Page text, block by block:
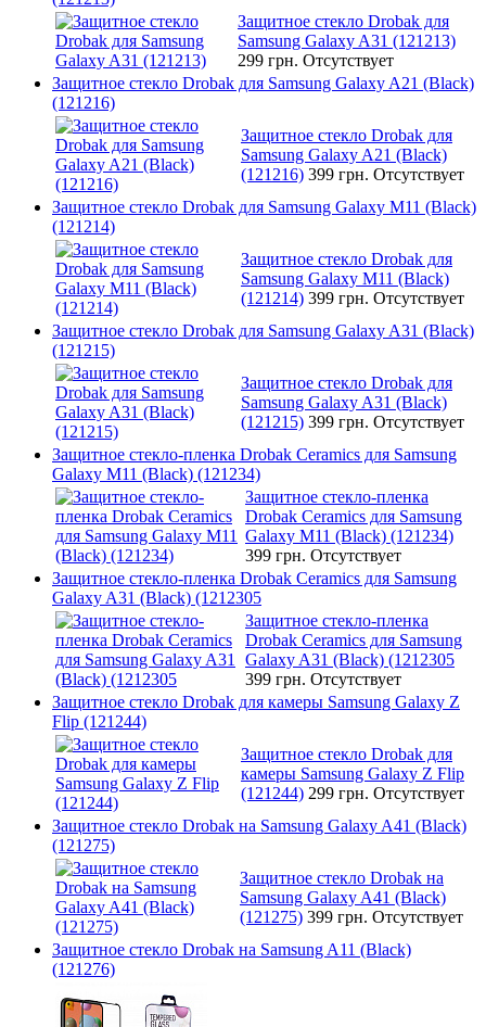
Защитное стекло Drobak для
Samsung Galaxy A31 (121213)
299 грн. Отсутствует
Защитное стекло Drobak для Samsung Galaxy A21 (Black)
(121216)
Защитное стекло Drobak для
Samsung Galaxy A21 (Black)
(121216) 399 грн. Отсутствует
Защитное стекло Drobak для Samsung Galaxy M11 (Black)
(121214)
Защитное стекло Drobak для
Samsung Galaxy M11 (Black)
(121214) 399 грн. Отсутствует
Защитное стекло Drobak для Samsung Galaxy A31 (Black)
(121215)
Защитное стекло Drobak для
Samsung Galaxy A31 (Black)
(121215) 399 грн. Отсутствует
Защитное стекло-пленка Drobak Ceramics для Samsung
Galaxy M11 (Black) (121234)
Защитное стекло-пленка
Drobak Ceramics для Samsung
Galaxy M11 (Black) (121234)
399 грн. Отсутствует
Защитное стекло-пленка Drobak Ceramics для Samsung
Galaxy A31 (Black) (1212305
Защитное стекло-пленка
Drobak Ceramics для Samsung
Galaxy A31 (Black) (1212305
399 грн. Отсутствует
Защитное стекло Drobak для камеры Samsung Galaxy Z
Flip (121244)
Защитное стекло Drobak для
камеры Samsung Galaxy Z Flip
(121244) 299 грн. Отсутствует
Защитное стекло Drobak на Samsung Galaxy A41 (Black)
(121275)
Защитное стекло Drobak на
Samsung Galaxy A41 (Black)
(121275) 399 грн. Отсутствует
Защитное стекло Drobak на Samsung A11 (Black)
(121276)